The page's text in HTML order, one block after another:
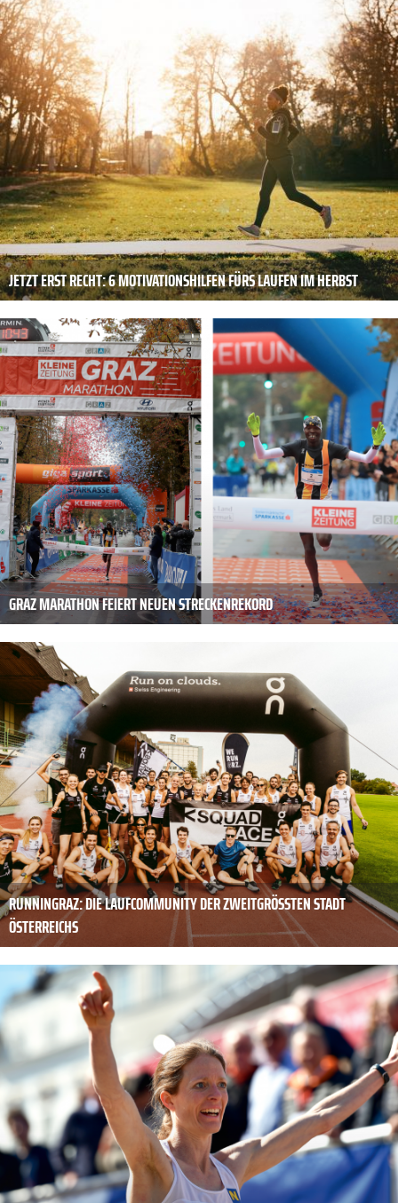
JETZT ERST RECHT: 6 MOTIVATIONSHILFEN FÜRS LAUFEN IM HERBST
GRAZ MARATHON FEIERT NEUEN STRECKENREKORD
RUNNINGRAZ: DIE LAUFCOMMUNITY DER ZWEITGRÖSSTEN STADT Ö
STERREICHS